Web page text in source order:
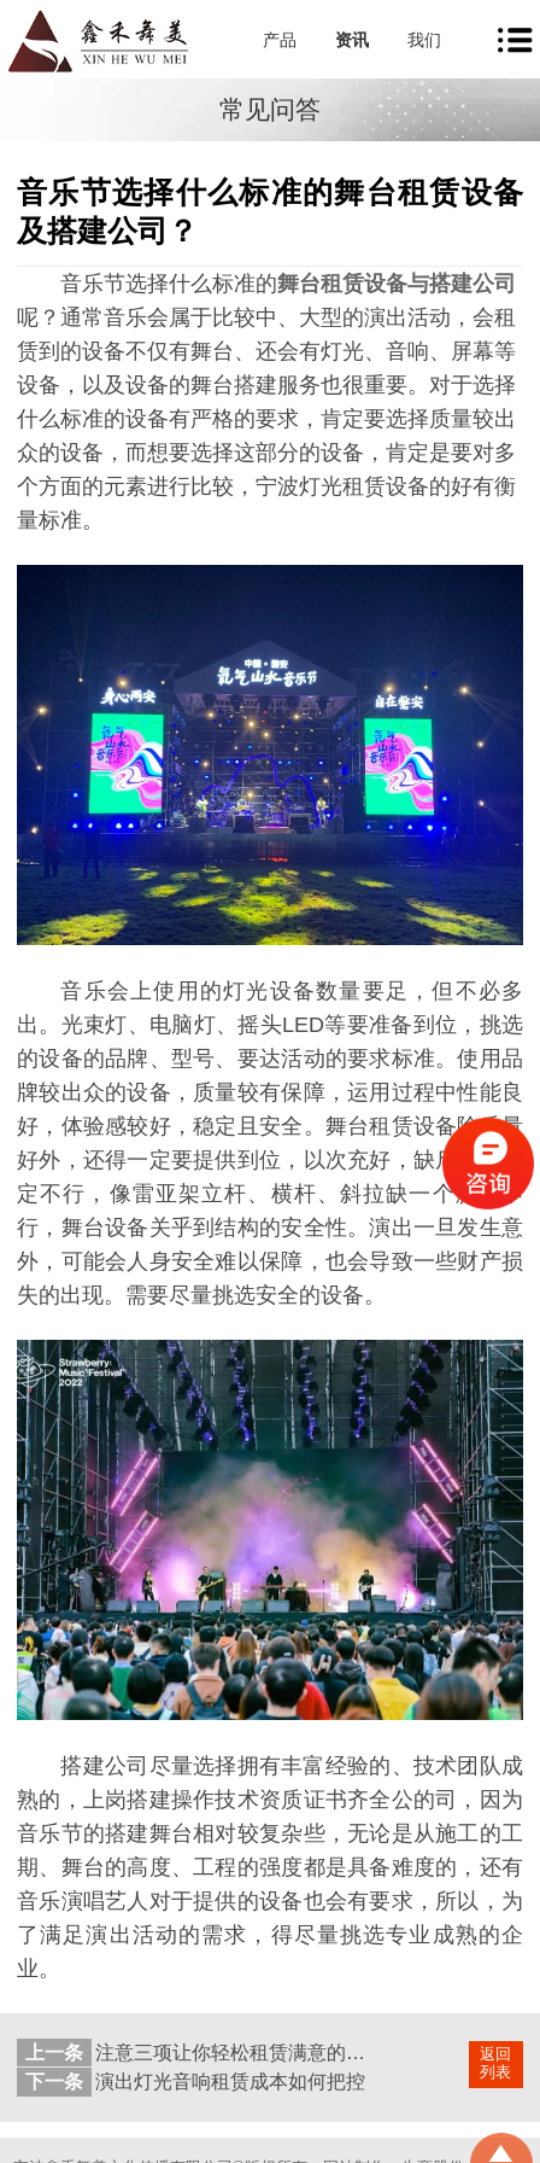
产品 资讯 我们
常见问答
音乐节选择什么标准的舞台租赁设备
及搭建公司？
音乐节选择什么标准的舞台租赁设备与搭建公司
呢？通常音乐会属于比较中、大型的演出活动，会租
赁到的设备不仅有舞台、还会有灯光、音响、屏幕等
设备，以及设备的舞台搭建服务也很重要。对于选择
什么标准的设备有严格的要求，肯定要选择质量较出
众的设备，而想要选择这部分的设备，肯定是要对多
个方面的元素进行比较，宁波灯光租赁设备的好有衡
量标准。
音乐会上使用的灯光设备数量要足，但不必多
出。光束灯、电脑灯、摇头LED等要准备到位，挑选
的设备的品牌、型号、要达活动的要求标准。使用品
牌较出众的设备，质量较有保障，运用过程中性能良
好，体验感较好，稳定且安全。舞台租赁设备除质量
好外，还得一定要提供到位，以次充好，缺斤少量肯
定不行，像雷亚架立杆、横杆、斜拉缺一个脚都不
行，舞台设备关乎到结构的安全性。演出一旦发生意
外，可能会人身安全难以保障，也会导致一些财产损
失的出现。需要尽量挑选安全的设备。
搭建公司尽量选择拥有丰富经验的、技术团队成
熟的，上岗搭建操作技术资质证书齐全公的司，因为
音乐节的搭建舞台相对较复杂些，无论是从施工的工
期、舞台的高度、工程的强度都是具备难度的，还有
音乐演唱艺人对于提供的设备也会有要求，所以，为
了满足演出活动的需求，得尽量挑选专业成熟的企
业。
返回
列表
上一条
注意三项让你轻松租赁满意的灯光租赁设备
下一条 演出灯光音响租赁成本如何把控